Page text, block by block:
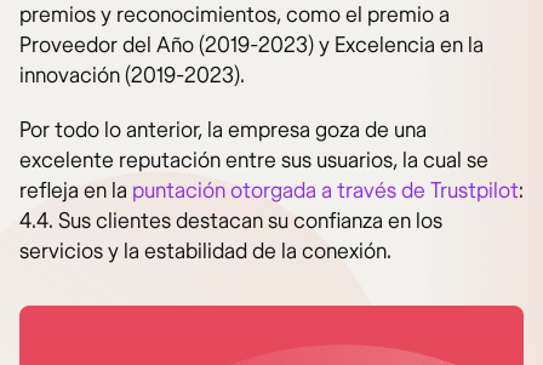
premios y reconocimientos, como el premio a
Proveedor del Año (2019-2023) y Excelencia en la
innovación (2019-2023).
Por todo lo anterior, la empresa goza de una
excelente reputación entre sus usuarios, la cual se
refleja en la puntación otorgada a través de Trustpilot:
4.4. Sus clientes destacan su confianza en los
servicios y la estabilidad de la conexión.